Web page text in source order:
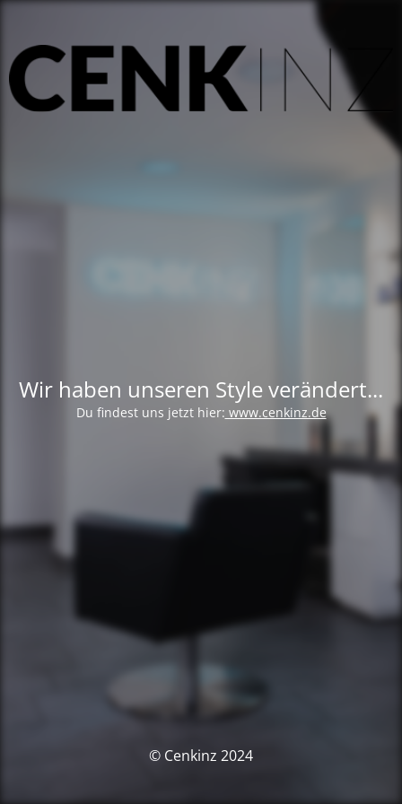
Wir haben unseren Style verändert...
Du findest uns jetzt hier: www.cenkinz.de
© Cenkinz 2024